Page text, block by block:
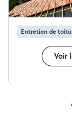
Entretien de
Voir